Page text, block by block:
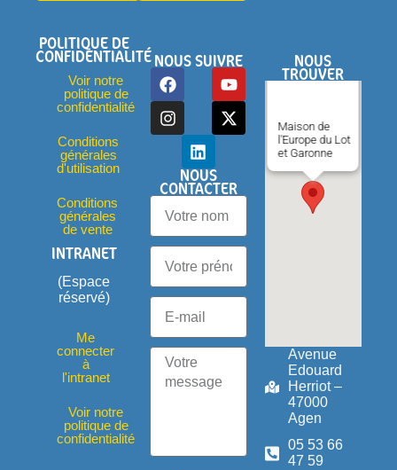
POLITIQUE DE
CONFIDENTIALITÉ
Voir notre
politique de
confidentialité
Conditions
générales
d'utilisation
Conditions
générales
de vente
INTRANET
(Espace
réservé)
Me
connecter
à
l'intranet
Voir notre
politique de
confidentialité
NOUS SUIVRE
NOUS
CONTACTER
NOUS
TROUVER
Maison de
l'Europe du Lot
et Garonne
Avenue
Edouard
Herriot –
47000
Agen
05 53 66
47 59